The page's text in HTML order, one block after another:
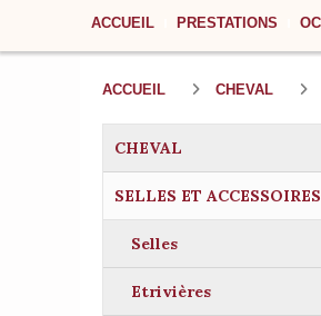
ACCUEIL PRESTATIONS
CHEVAL
SELLES ET ACCESSOIRES
Selles
Etrivières
ACCUEIL CHEVAL